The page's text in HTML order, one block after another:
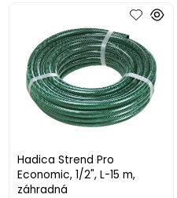
Hadica Strend Pro
Economic, 1/2", L-15 m,
záhradná